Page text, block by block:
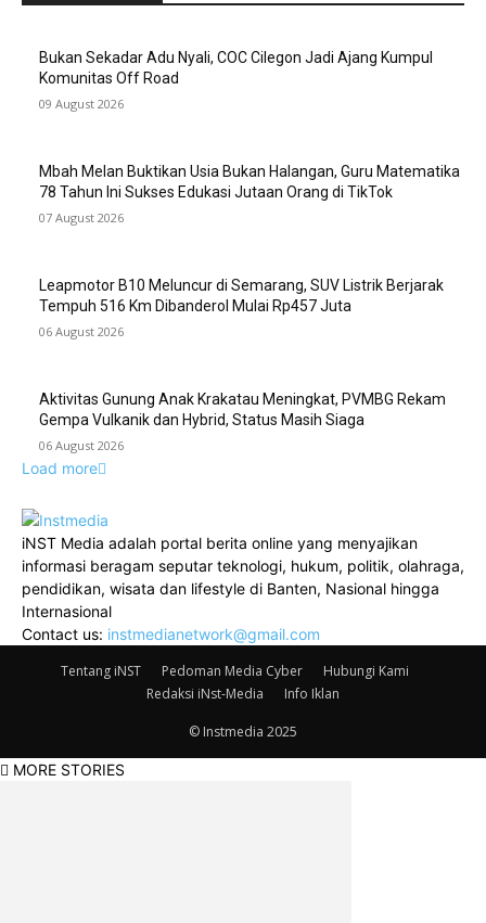
Bukan Sekadar Adu Nyali, COC Cilegon Jadi Ajang Kumpul
Komunitas Off Road
09 August 2026
Mbah Melan Buktikan Usia Bukan Halangan, Guru Matematika
78 Tahun Ini Sukses Edukasi Jutaan Orang di TikTok
07 August 2026
Leapmotor B10 Meluncur di Semarang, SUV Listrik Berjarak
Tempuh 516 Km Dibanderol Mulai Rp457 Juta
06 August 2026
Aktivitas Gunung Anak Krakatau Meningkat, PVMBG Rekam
Gempa Vulkanik dan Hybrid, Status Masih Siaga
06 August 2026
Load more
iNST Media adalah portal berita online yang menyajikan
informasi beragam seputar teknologi, hukum, politik, olahraga,
pendidikan, wisata dan lifestyle di Banten, Nasional hingga
Internasional
Contact us: instmedianetwork@gmail.com
Tentang iNST
Pedoman Media Cyber
Hubungi Kami
Redaksi iNst-Media
Info Iklan
© Instmedia 2025
MORE STORIES